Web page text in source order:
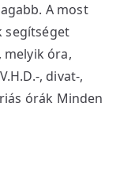
A most
segítséget
óra,
, divat-,
órák Minden